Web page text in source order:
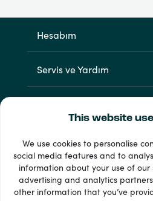
This website
We use cookies to personalise
social media features and to
information about your use of
advertising and analytics
other information that you’ve
Hesabım
Servis ve Yardım